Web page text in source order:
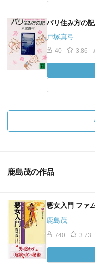
パリ住み方の
戸塚真弓
40 3.86
鹿島茂の作品
悪女入門 ファ
鹿島茂
740 3.73